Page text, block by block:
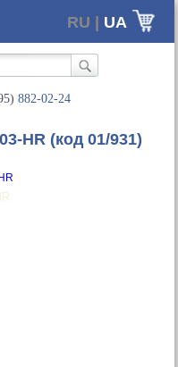
RU | UA
882-02-24
HR (код 01/931)